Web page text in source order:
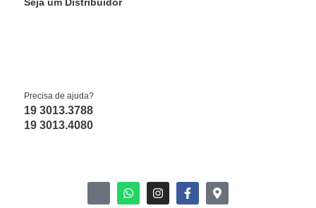
Precisa de ajuda?
19 3013.3788
19 3013.4080